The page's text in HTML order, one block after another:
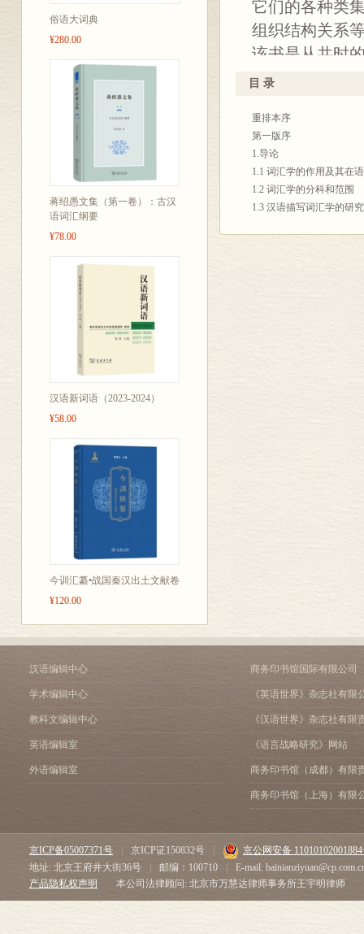
俗语大词典
¥280.00
蒋绍愚文集（第一卷）：古汉
语词汇纲要
¥78.00
汉语新词语（2023-2024）
¥58.00
今训汇纂•战国秦汉出土文献卷
¥120.00
它们的各种类
组织结构关系
该书是从共时
汇进行全面研
探讨了现代汉
以及词汇的结
人学习汉语尤
助。
目 录
重排本序
第一版序
1.导论
1.1 词汇学的作用及其在
1.2 词汇学的分科和范围
1.3 汉语描写词汇学的研
5.1 语音形式和结构形式
5.3 词语的同音现象
5.4 词的结构和固定语的
6.词和固定语的意义
6.1 词义和固定语的意义
6.2 理性意义和感性意义
6.3 多种多样的表达色彩
6.5 词汇意义和语法意义
6.7 词的内部形式
7.词汇的范围
7.1 确定现代汉语词汇范
7.2 现代汉语词汇范围的
汉语编辑中心
学术编辑中心
教科文编辑中心
英语编辑室
外语编辑室
商务印书馆国际有限公司
《英语世界》杂志社有限
《汉语世界》杂志社有限
《语言战略研究》网站
商务印书馆（成都）有限
商务印书馆（上海）有限
京ICP备05007371号 京ICP证150832号
京公网安备
地址: 北京王府井大街36号
邮编：100710
E-mail:
产品隐私权声明
本公司法律顾问: 北京市万慧达律师事务所王宇明律师